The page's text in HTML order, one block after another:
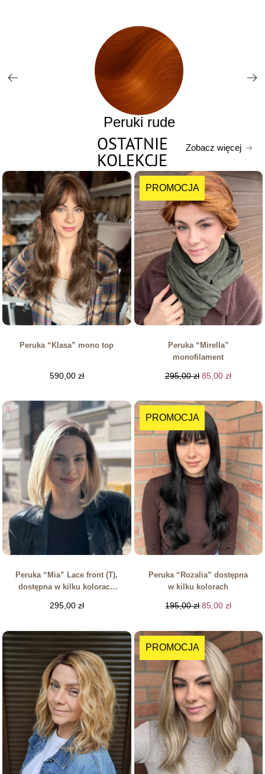
Peruki rude
OSTATNIE
KOLEKCJE
Zobacz więcej
Peruka “Klasa” mono top
590,00 zł
PROMOCJA
Peruka “Mirella”
monofilament
295,00zł 85,00zł
Peruka “Mia” Lace front (T),
dostępna w kilku kolorach
295,00 zł
PROMOCJA
Peruka “Rozalia” dostępna
w kilku kolorach
195,00zł 85,00zł
PROMOCJA